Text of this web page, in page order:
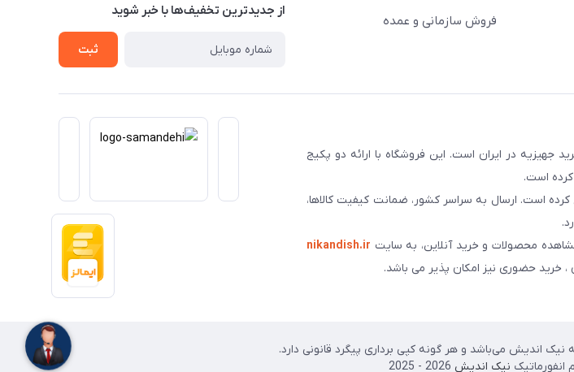
فروش سازمانی و عمده
از جدید‌ترین تخفیف‌ها با‌ خبر شوید
ثبت
معتبرترین مراکز خرید جهیزیه در ایران است. این فروشگاه با ارائه دو پکیج
است.
است. ارسال به سراسر کشور، ضمانت کیفیت کالاها،
محصولات و خرید آنلاین، به سایت nikandish.ir
خرید حضوری نیز امکان پذیر می باشد.
اندیش می‌باشد و هر گونه کپی برداری پیگرد قانونی دارد.
نیک اندیش 2026 - 2025